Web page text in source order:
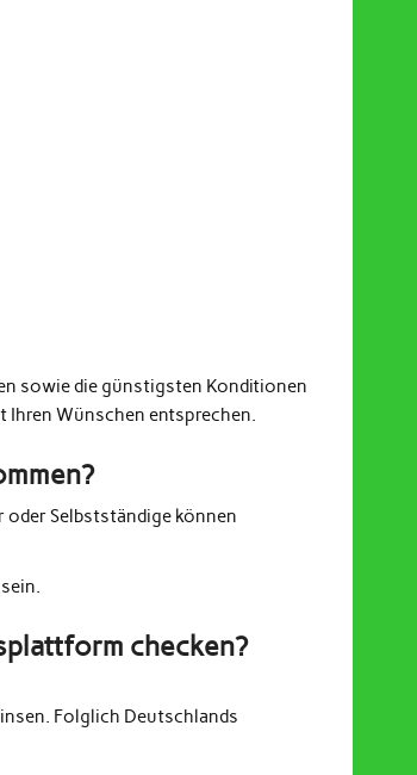
sowie die günstigsten Konditionen
Ihren Wünschen entsprechen.
oder Selbstständige können
checken?
Folglich Deutschlands